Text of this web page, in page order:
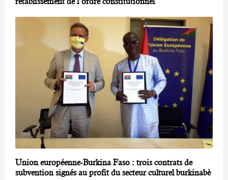
Union européenne-Burkina Faso : trois contrats de
subvention signés au profit du secteur culturel burkinabè